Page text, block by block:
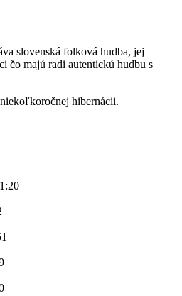
slovenská folková hudba, jej
čo majú radi autentickú hudbu s
hibernácii.